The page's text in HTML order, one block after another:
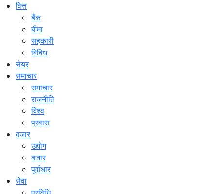
वित्त
बैंक
बीमा
सहकारी
विविध
सेयर
समाचार
समाचार
राजनीति
विश्व
प्रवास
बजार
उद्योग
बजार
पूर्वाधार
सेवा